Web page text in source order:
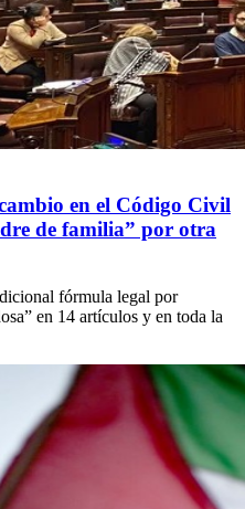
en el Código Civil
de familia” por otra
fórmula legal por
en 14 artículos y en toda la